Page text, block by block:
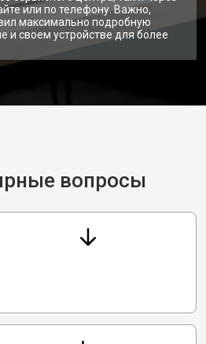
или по телефону. Важно,
максимально подробную
своем устройстве для более
вопросы